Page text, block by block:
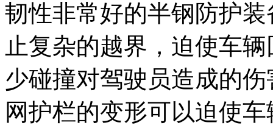
韧性非常好的半钢防护
止复杂的越界，迫使
少碰撞对驾驶员造成的
网护栏的变形可以迫使